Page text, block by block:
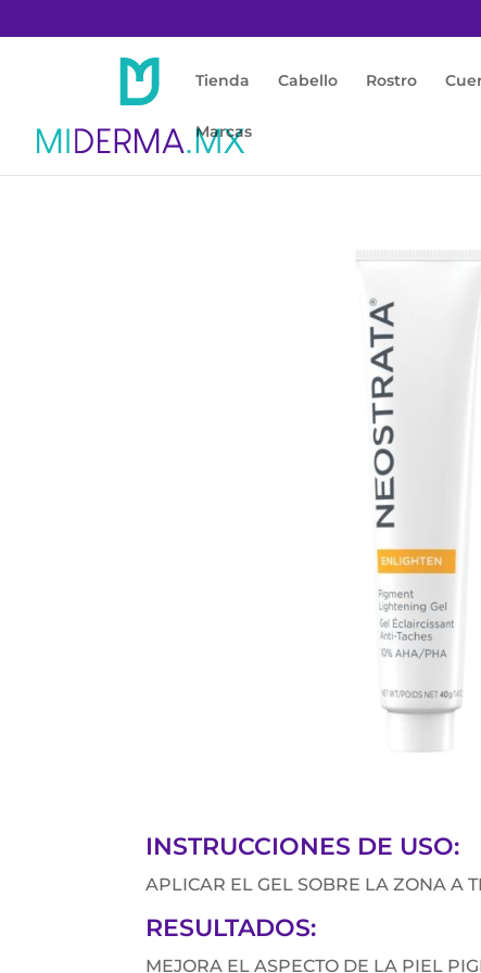
Tienda Cabello Rostro
Marcas
INSTRUCCIONES DE USO:
APLICAR EL GEL SOBRE LA ZONA A
RESULTADOS:
MEJORA EL ASPECTO DE LA PIEL